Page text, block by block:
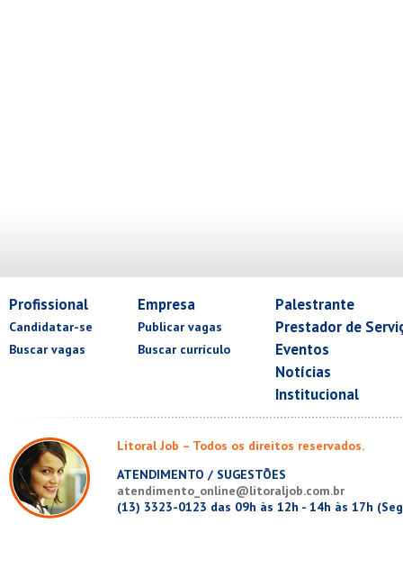
Profissional
Candidatar-se
Buscar vagas
Empresa
Publicar vagas
Buscar currículo
Palestrante
Prestador de
Eventos
Notícias
Institucional
Litoral Job – Todos os direitos reservados.
ATENDIMENTO / SUGESTÕES
atendimento_online@litoraljob.com.br
(13) 3323-0123 das 09h às 12h - 14h às 17h